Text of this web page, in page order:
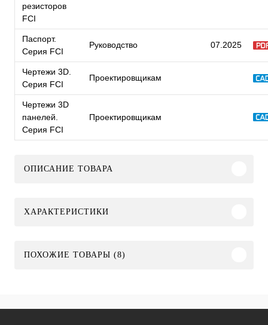
резисторов
FCI
Паспорт.
Серия FCI
Руководство 07.2025
Чертежи 3D.
Серия FCI
Проектировщикам
Чертежи 3D
панелей.
Серия FCI
Проектировщикам
ОПИСАНИЕ ТОВАРА
ХАРАКТЕРИСТИКИ
ПОХОЖИЕ ТОВАРЫ (8)